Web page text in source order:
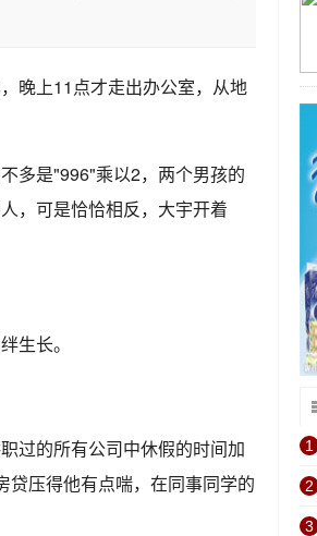
晚上11点才走出办公室，从地
多是"996"乘以2，两个男孩的
，可是恰恰相反，大宇开着
生长。
过的所有公司中休假的时间加
压得他有点喘，在同事同学的
1
2
3